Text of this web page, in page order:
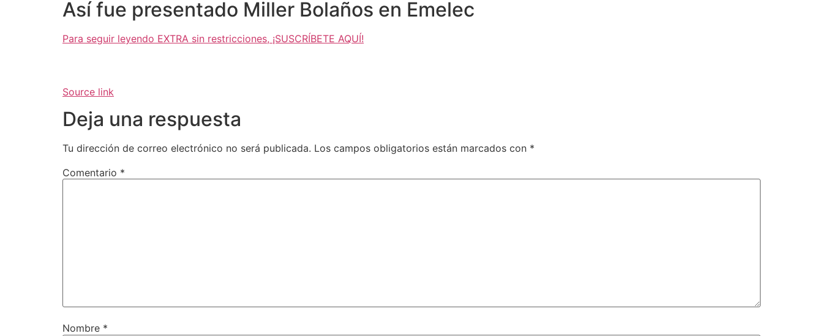
Así fue presentado Miller Bolaños en Emelec
Para seguir leyendo EXTRA sin restricciones, ¡SUSCRÍBETE AQUÍ!
Source link
Deja una respuesta
Tu dirección de correo electrónico no será publicada. Los campos obligatorios están marcados con *
Comentario *
Nombre *